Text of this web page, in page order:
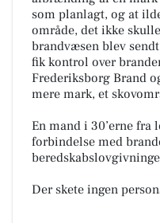
som planlagt, og at
område, det ikke
brandvæsen blev
fik kontrol over
Frederiksborg Brand
mere mark, et
En mand i 30’erne
forbindelse med
Der skete ingen